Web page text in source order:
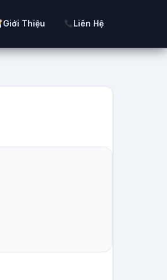
Giới Thiệu Liên Hệ